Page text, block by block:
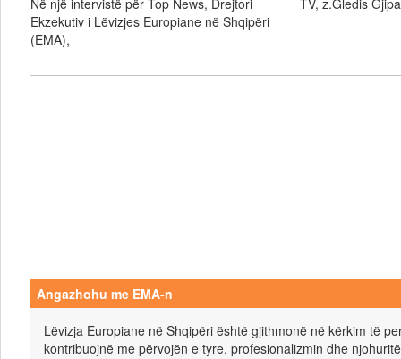
Në një intervistë për Top News, Drejtori
Ekzekutiv i Lëvizjes Europiane në Shqipëri
(EMA),
TV, z.Gledis
Angazhohu me EMA-n
Lëvizja Europiane në Shqipëri është gjithmonë në kërkim të
kontribuojnë me përvojën e tyre, profesionalizmin dhe